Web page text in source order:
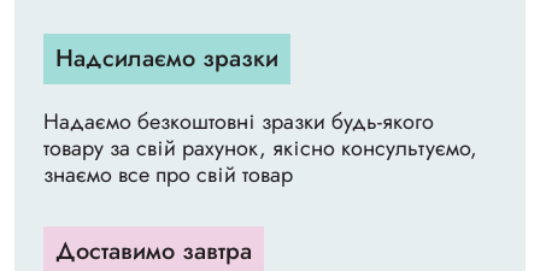
Надсилаємо зразки
Надаємо безкоштовні зразки будь-якого
товару за свій рахунок, якісно консультуємо,
знаємо все про свій товар
Доставимо завтра